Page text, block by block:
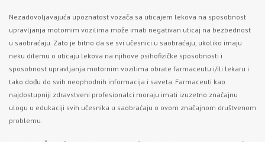
Nezadovoljavajuća upoznatost vozača sa uticajem lekova na sposobnost
upravljanja motornim vozilima može imati negativan uticaj na bezbednost
u saobraćaju. Zato je bitno da se svi učesnici u saobraćaju, ukoliko imaju
neku dilemu o uticaju lekova na njihove psihofizičke sposobnosti i
sposobnost upravljanja motornim vozilima obrate farmaceutu i/ili lekaru i
tako dođu do svih neophodnih informacija i saveta. Farmaceuti kao
najdostupniji zdravstveni profesionalci moraju imati izuzetno značajnu
ulogu u edukaciji svih učesnika u saobraćaju o ovom značajnom društvenom
problemu.